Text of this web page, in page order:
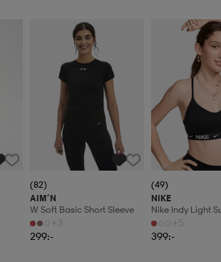
(82)
AIM´N
W Soft Basic Short Sleeve
+3
299:-
(49)
NIKE
Nike Indy Light
Women's Pad
+5
399:-